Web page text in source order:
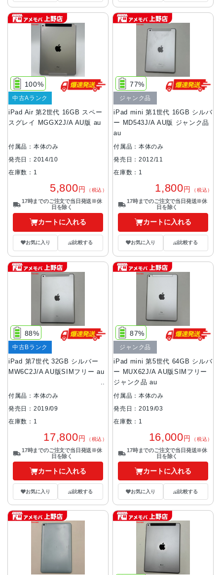
iPad Air 第2世代 16GB スペー
スグレイ MGGX2J/A AU版 au
100%
中古Aランク
付属品：本体のみ
発売日：2014/10
在庫数：1
5,800円 （税込）
17時までのご注文で当日発送※休
日を除く
カートに入れる
お気に入り 比較する
iPad mini 第1世代 16GB シルバ
ー MD543J/A AU版 ジャンク品
au
77%
ジャンク品
付属品：本体のみ
発売日：2012/11
在庫数：1
1,800円 （税込）
17時までのご注文で当日発送※休
日を除く
カートに入れる
お気に入り 比較する
iPad 第7世代 32GB シルバー
MW6C2J/A AU版SIMフリー au
88%
中古Bランク
付属品：本体のみ
発売日：2019/09
在庫数：1
17,800円 （税込）
17時までのご注文で当日発送※休
日を除く
カートに入れる
お気に入り 比較する
iPad mini 第5世代 64GB シルバ
ー MUX62J/A AU版SIMフリー
ジャンク品 au
87%
ジャンク品
付属品：本体のみ
発売日：2019/03
在庫数：1
16,000円 （税込）
17時までのご注文で当日発送※休
日を除く
カートに入れる
お気に入り 比較する